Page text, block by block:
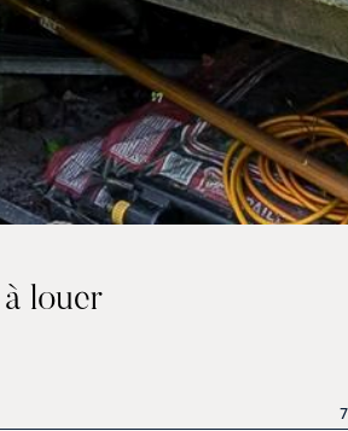
louer
7